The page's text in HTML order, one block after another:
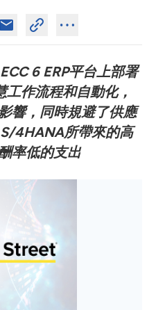
6 ERP平台上部署
作流程和自動化，
響，同時規避了供應
4HANA所帶來的高
率低的支出